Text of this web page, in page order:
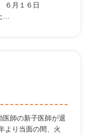
１６日
…
医師の新子医師が退
より当面の間、火